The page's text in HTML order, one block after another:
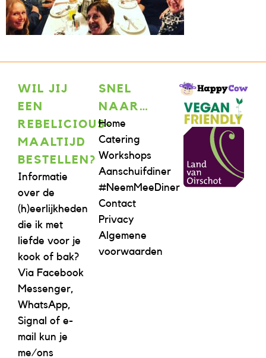
WIL JIJ
EEN
REBELICIOUS-
MAALTIJD
BESTELLEN?
Informatie
over de
(h)eerlijkheden
die ik met
liefde voor je
kook of bak?
Via Facebook
Messenger,
WhatsApp,
Signal of e-
mail kun je
me/ons
SNEL
NAAR…
Home
Catering
Workshops
Aanschuifdiner
#NeemMeeDiner
Contact
Privacy
Algemene
voorwaarden